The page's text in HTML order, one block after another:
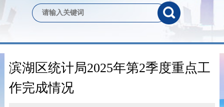
滨湖区统计局2025年第2季度重点工
作完成情况